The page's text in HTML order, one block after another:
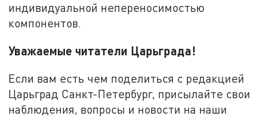
индивидуальной непереносимостью
компонентов.
Уважаемые читатели Царьграда!
Если вам есть чем поделиться с редакцией
Царьград Санкт-Петербург, присылайте свои
наблюдения, вопросы и новости на наши